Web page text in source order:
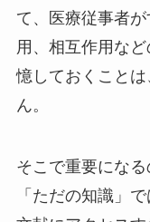
て、医療従事者
用、相互作用な
憶しておくこと
ん。
そこで重要にな
「ただの知識」